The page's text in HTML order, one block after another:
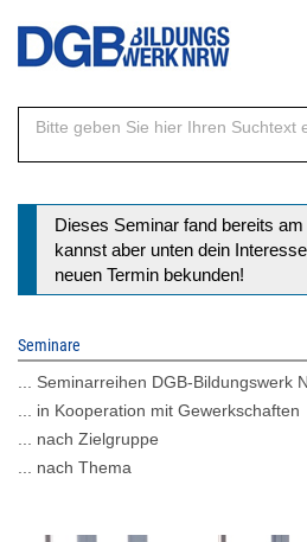
Direkt
Inhalt
Statusmeldung
Dieses Seminar fand bereits
kannst aber unten dein
neuen Termin bekunden!
Seminare
... Seminarreihen DGB-Bildungswerk
... in Kooperation mit Gewerkschaften
... nach Zielgruppe
... nach Thema